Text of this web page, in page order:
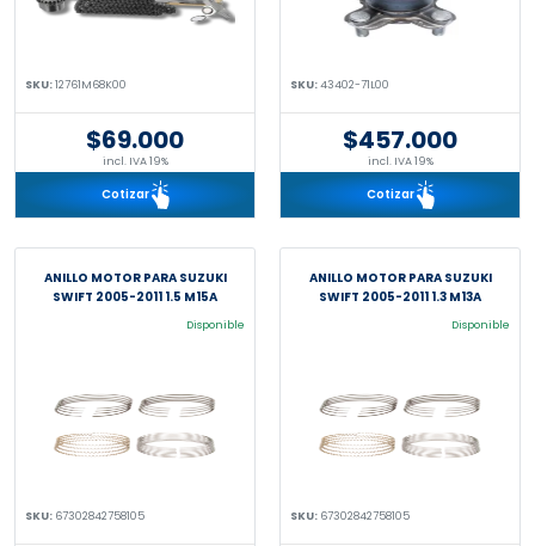
SKU:12761M68K00
$69.000
incl. IVA 19%
Cotizar
SKU:43402-71L00
$457.000
incl. IVA 19%
Cotizar
ANILLO MOTOR PARA SUZUKI
SWIFT 2005-2011 1.5 M15A
Disponible
SKU: 67302842758105
ANILLO MOTOR PARA SUZUKI
SWIFT 2005-2011 1.3 M13A
Disponible
SKU: 67302842758105